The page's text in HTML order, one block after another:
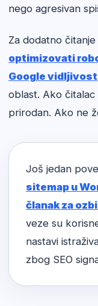
nego agresivan
Za dodatno
optimizovati
Google vidljivost
oblast. Ako
prirodan. Ako ne
Još jedan
sitemap u
članak za
veze su
nastavi
zbog SEO